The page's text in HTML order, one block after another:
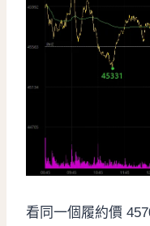
看同一個履約價